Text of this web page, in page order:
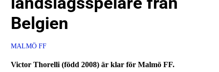
Belgien
MALMÖ FF
Victor Thorelli (född 2008) är klar för Malmö FF.